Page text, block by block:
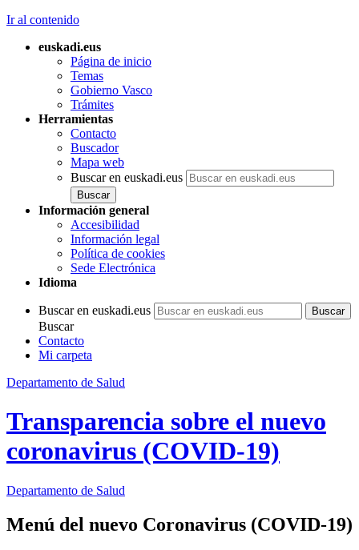
Ir al contenido
euskadi.eus
Página de inicio
Temas
Gobierno Vasco
Trámites
Herramientas
Contacto
Buscador
Mapa web
Buscar en euskadi.eus
Información general
Accesibilidad
Información legal
Política de cookies
Sede Electrónica
Idioma
Buscar en euskadi.eus
Buscar
Contacto
Mi carpeta
Departamento de Salud
Transparencia sobre el nuevo
coronavirus (COVID-19)
Departamento de Salud
Menú del nuevo Coronavirus (COVID-19)